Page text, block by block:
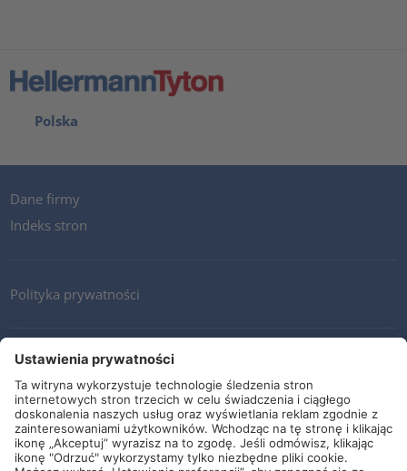
Polska
Dane firmy
Indeks stron
Polityka prywatności
Kontakt
Newsletter